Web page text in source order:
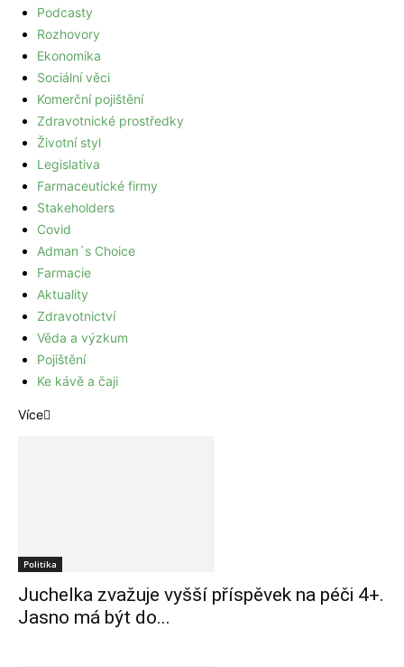
Podcasty
Rozhovory
Ekonomika
Sociální věci
Komerční pojištění
Zdravotnické prostředky
Životní styl
Legislativa
Farmaceutické firmy
Stakeholders
Covid
Adman´s Choice
Farmacie
Aktuality
Zdravotnictví
Věda a výzkum
Pojištění
Ke kávě a čaji
Více
Politika
Juchelka zvažuje vyšší příspěvek na péči 4+.
Jasno má být do...